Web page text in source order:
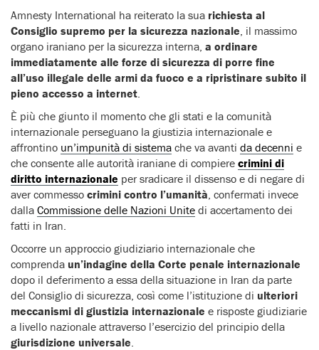
Amnesty International ha reiterato la sua richiesta al
Consiglio supremo per la sicurezza nazionale , il massimo
organo iraniano per la sicurezza interna, a ordinare
immediatamente alle forze di sicurezza di porre fine
all’uso illegale delle armi da fuoco e a ripristinare subito il
pieno accesso a internet
È più che giunto il momento che gli stati e la comunità
internazionale perseguano la giustizia internazionale e
affrontino un’impunità di sistema che va avanti da decenni e
che consente alle autorità iraniane di compiere crimini di
diritto internazionale per sradicare il dissenso e di negare di
aver commesso crimini contro l’umanità , confermati invece
dalla Commissione delle Nazioni Unite di accertamento dei
fatti in Iran.
Occorre un approccio giudiziario internazionale che
comprenda un’indagine della Corte penale internazionale
dopo il deferimento a essa della situazione in Iran da parte
del Consiglio di sicurezza, così come l’istituzione di ulteriori
meccanismi di giustizia internazionale e risposte giudiziarie
a livello nazionale attraverso l’esercizio del principio della
giurisdizione universale